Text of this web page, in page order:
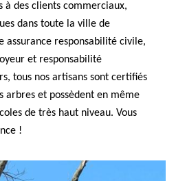
à des clients commerciaux,
dans toute la ville de
assurance responsabilité civile,
et responsabilité
tous nos artisans sont certifiés
arbres et possèdent en même
de très haut niveau. Vous
!